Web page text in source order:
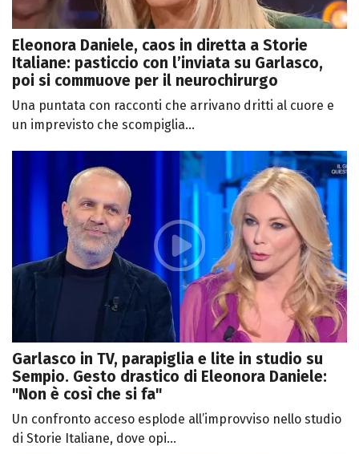
Eleonora Daniele, caos in diretta a Storie
Italiane: pasticcio con l’inviata su Garlasco,
poi si commuove per il neurochirurgo
Una puntata con racconti che arrivano dritti al cuore e
un imprevisto che scompiglia...
Garlasco in TV, parapiglia e lite in studio su
Sempio. Gesto drastico di Eleonora Daniele:
"Non è così che si fa"
Un confronto acceso esplode all’improvviso nello studio
di Storie Italiane, dove opi...